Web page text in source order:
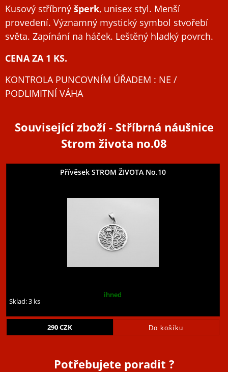
Kusový stříbrný šperk, unisex styl. Menší
provedení. Významný mystický symbol stvořebí
světa. Zapínání na háček. Leštěný hladký povrch.
CENA ZA 1 KS.
KONTROLA PUNCOVNÍM ÚŘADEM : NE /
PODLIMITNÍ VÁHA
Související zboží- Stříbrná náušnice
Strom života no.08
Přívěsek STROM ŽIVOTA No.10
ihned
Sklad: 3 ks
290CZK
Potřebujete poradit ?